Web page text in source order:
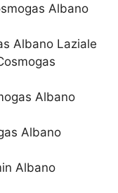
Albano
Albano Laziale
Albano
Albano
Albano